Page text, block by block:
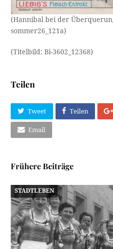
(Hannibal bei der
sommer26_121a)
(Titelbild: Bi-3602_12368)
Teilen
Tweet Teilen
Email
Frühere Beiträge
STADTLEBEN